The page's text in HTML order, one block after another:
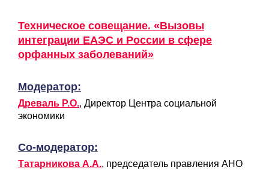
Техническое совещание. «Вызовы
интеграции ЕАЭС и России в сфере
орфанных заболеваний»
Модератор:
Древаль Р.О., Директор Центра социальной
экономики
Со-модератор:
Татарникова А.А., председатель правления АНО